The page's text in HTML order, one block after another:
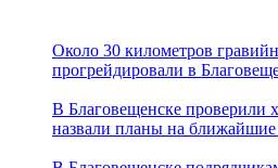
Около 30 километров
прогрейдировали в
В Благовещенске проверили
назвали планы на